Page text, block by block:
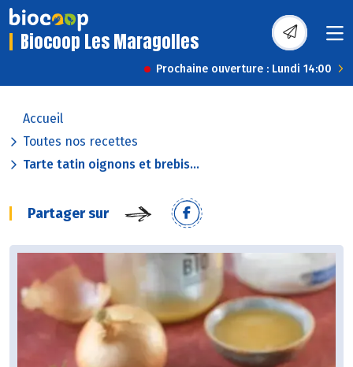
Biocoop Les Maragolles
Prochaine ouverture : Lundi 14:00
Accueil
Toutes nos recettes
Tarte tatin oignons et brebis...
Partager sur